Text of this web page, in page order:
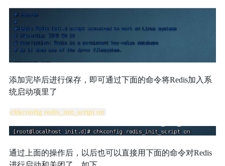
添加完毕后进行保存，即可通过下面的命令将Redis加入系
统启动项里了
chkconfig redis_init_script on
通过上面的操作后，以后也可以直接用下面的命令对Redis